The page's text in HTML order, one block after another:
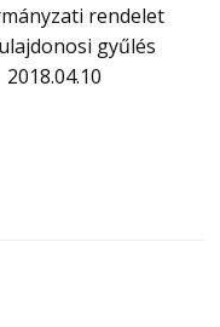
rendelet
gyűlés
2018.04.10